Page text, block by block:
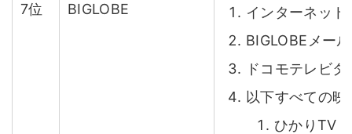
7位 BIGLOBE
インターネッ
BIGLOBEメー
ドコモテレビ
以下すべての
ひかりTV